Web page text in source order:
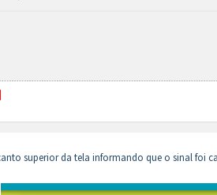
superior da tela informando que o sinal foi